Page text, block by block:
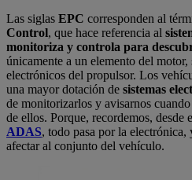
Las siglas EPC corresponden al
Control, que hace referencia al
monitoriza y controla para
únicamente a un elemento del
electrónicos del propulsor. Los
una mayor dotación de sistemas
de monitorizarlos y avisarnos
de ellos. Porque, recordemos, desde
ADAS, todo pasa por la
afectar al conjunto del vehículo.